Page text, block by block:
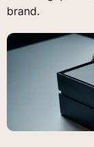
brand.